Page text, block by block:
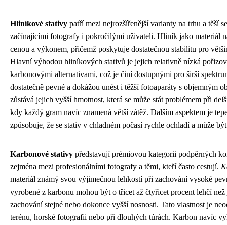
Hliníkové stativy patří mezi nejrozšířenější varianty na trhu a těší
začínajícími fotografy i pokročilými uživateli. Hliník jako materiál
cenou a výkonem, přičemž poskytuje dostatečnou stabilitu pro
Hlavní výhodou hliníkových stativů je jejich relativně nízká
karbonovými alternativami, což je činí dostupnými pro širší
dostatečně pevné a dokážou unést i těžší fotoaparáty s objemným
zůstává jejich vyšší hmotnost, která se může stát problémem při
kdy každý gram navíc znamená větší zátěž. Dalším aspektem je
způsobuje, že se stativ v chladném počasí rychle ochladí a může
Karbonové stativy představují prémiovou kategorii podpěrných
zejména mezi profesionálními fotografy a těmi, kteří často cestují.
materiál známý svou výjimečnou lehkostí při zachování vysoké
vyrobené z karbonu mohou být o třicet až čtyřicet procent lehčí
zachování stejné nebo dokonce vyšší nosnosti. Tato vlastnost je
terénu, horské fotografii nebo při dlouhých túrách. Karbon navíc